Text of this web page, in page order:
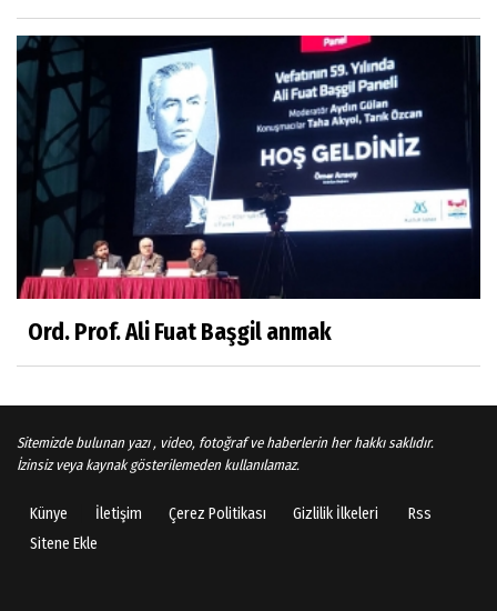
Sosyal medya
Gönenli Mehmet efendi kıssalarından biri
RIZK
Arşiv haberlerimiz
TÜRKİYEYE DEMOKRASI ŞIP DİYE GELMEDİ
Süleyman Aydın
Ali Karaca
İRAN COĞRAFYASININ DEVLETLERİ..
Behlül Dane
Ord. Prof. Ali Fuat Başgil anmak
Sitemizde bulunan yazı , video, fotoğraf ve haberlerin her hakkı saklıdır.
İzinsiz veya kaynak gösterilemeden kullanılamaz.
Künye İletişim Çerez Politikası Gizlilik İlkeleri
Rss
Sitene Ekle